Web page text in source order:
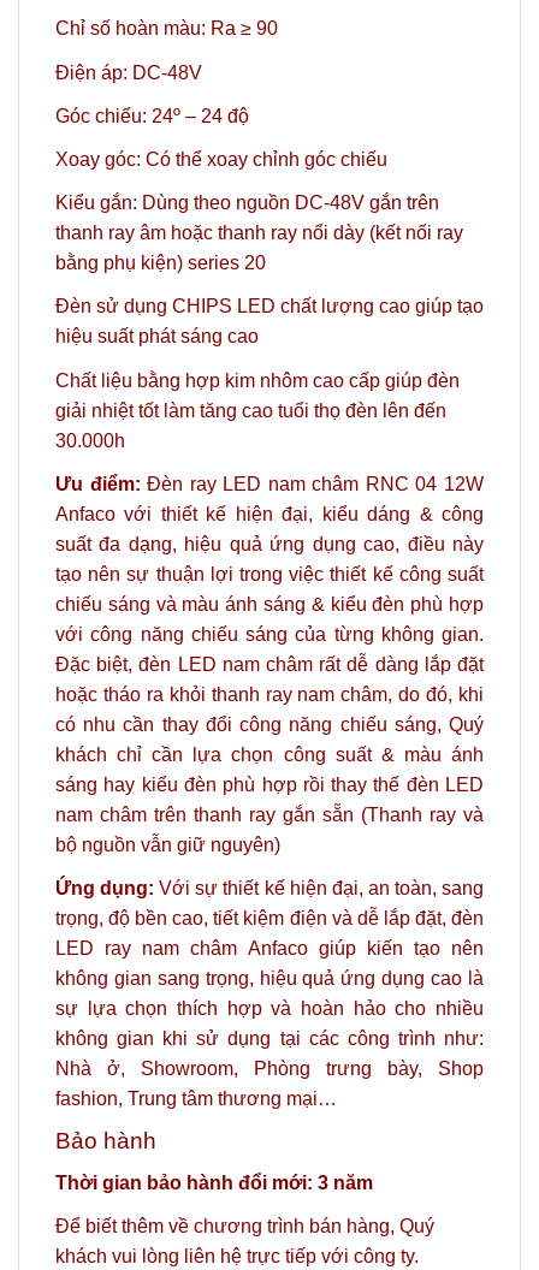
Chỉ số hoàn màu: Ra ≥ 90
Điện áp: DC-48V
Góc chiếu: 24º – 24 độ
Xoay góc: Có thể xoay chỉnh góc chiếu
Kiểu gắn: Dùng theo nguồn DC-48V gắn trên
thanh ray âm hoặc thanh ray nổi dày (kết nối ray
bằng phụ kiện) series 20
Đèn sử dụng CHIPS LED chất lượng cao giúp tạo
hiệu suất phát sáng cao
Chất liệu bằng hợp kim nhôm cao cấp giúp đèn
giải nhiệt tốt làm tăng cao tuổi thọ đèn lên đến
30.000h
Ưu điểm: Đèn ray LED nam châm RNC 04 12W
Anfaco với thiết kế hiện đại, kiểu dáng & công
suất đa dạng, hiệu quả ứng dụng cao, điều này
tạo nên sự thuận lợi trong việc thiết kế công suất
chiếu sáng và màu ánh sáng & kiểu đèn phù hợp
với công năng chiếu sáng của từng không gian.
Đặc biệt, đèn LED nam châm rất dễ dàng lắp đặt
hoặc tháo ra khỏi thanh ray nam châm, do đó, khi
có nhu cần thay đổi công năng chiếu sáng, Quý
khách chỉ cần lựa chọn công suất & màu ánh
sáng hay kiểu đèn phù hợp rồi thay thế đèn LED
nam châm trên thanh ray gắn sẵn (Thanh ray và
bộ nguồn vẫn giữ nguyên)
Ứng dụng: Với sự thiết kế hiện đại, an toàn, sang
trọng, độ bền cao, tiết kiệm điện và dễ lắp đặt, đèn
LED ray nam châm Anfacogiúp kiến tạo nên
không gian sang trọng, hiệu quả ứng dụng cao là
sự lựa chọn thích hợp và hoàn hảo cho nhiều
không gian khi sử dụng tại các công trình như:
Nhà ở, Showroom, Phòng trưng bày, Shop
fashion, Trung tâm thương mại…
Bảo hành
Thời gian bảo hành đổi mới: 3 năm
Để biết thêm về chương trình bán hàng, Quý
khách vui lòng liên hệ trực tiếp với công ty.